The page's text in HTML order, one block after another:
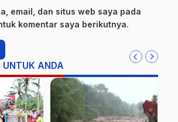
email, dan situs web saya pada
komentar saya berikutnya.
UNTUK ANDA